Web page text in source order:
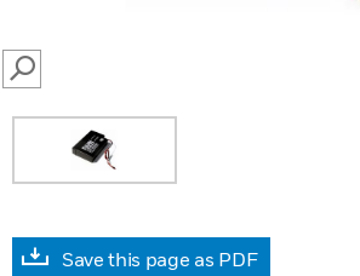
SEARCH
Save this page as PDF